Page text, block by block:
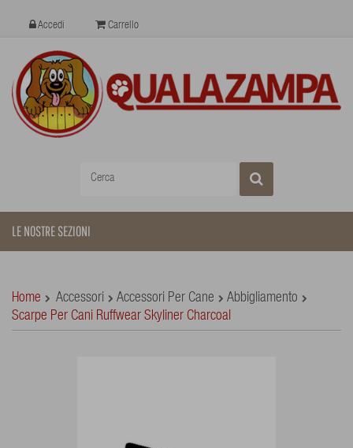
Accedi Carrello
LE NOSTRE SEZIONI
Home Accessori Accessori Per Cane
Abbigliamento
Scarpe Per Cani Ruffwear Skyliner Charcoal